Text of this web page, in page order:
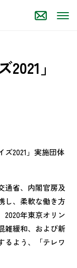
」
ズ2021」実施団体
通省、内閣官房及
し、柔軟な働き方
2020年東京オリン
雑緩和、および新
るよう、「テレワ